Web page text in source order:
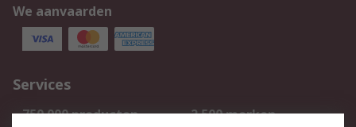
We aanvaarden
Services
750.000 producten
2.500 merken